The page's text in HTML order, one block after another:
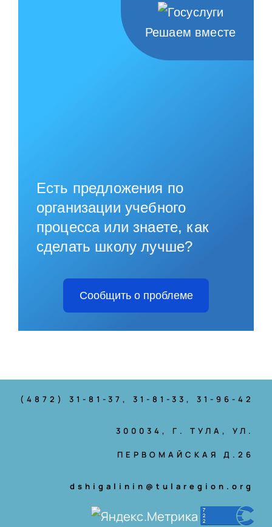
Решаем вместе
Есть предложения по
организации учебного
процесса или знаете, как
сделать школу лучше?
Сообщить о проблеме
(4872) 31-81-37, 31-81-33, 31-96-42
300034, Г. ТУЛА, УЛ.
ПЕРВОМАЙСКАЯ Д.26
dshigalinin@tularegion.org